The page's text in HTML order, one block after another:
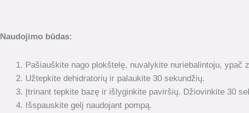
Naudojimo būdas:
Pašiauškite nago plokštelę, nuvalykite nuriebalintoju, ypač
Užtepkite dehidratorių ir palaukite 30 sekundžių.
Įtrinant tepkite bazę ir išlyginkite paviršių. Džiovinkite 30
Išspauskite gelį naudojant pompą.